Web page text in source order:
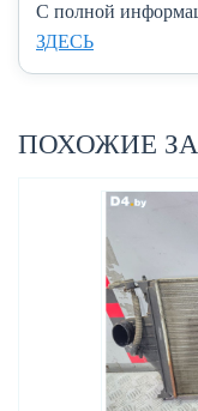
C полной
ЗДЕСЬ
ПОХОЖИЕ